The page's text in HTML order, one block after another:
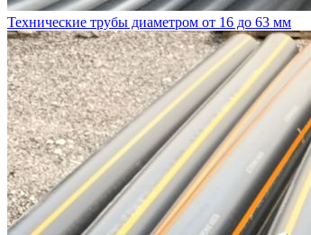
Технические трубы диаметром от 16 до 63 мм